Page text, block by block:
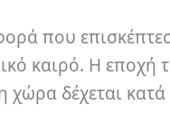
που
καιρό. Η εποχή
χώρα δέχεται